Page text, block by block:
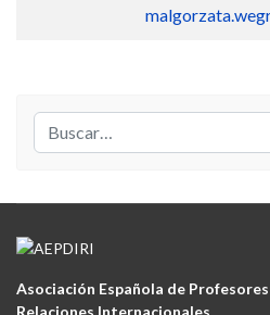
Buscar
Asociación Española de
Relaciones Internacionales